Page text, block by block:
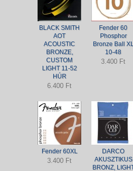
BLACK SMITH
AOT
ACOUSTIC
BRONZE,
CUSTOM
LIGHT 11-52
HÚR
6.400 Ft
Fender 60
Phosphor
Bronze Ball XL
10-48
3.400 Ft
Fender 60XL
3.400 Ft
DARCO
AKUSZTIKUS
BRONZ,